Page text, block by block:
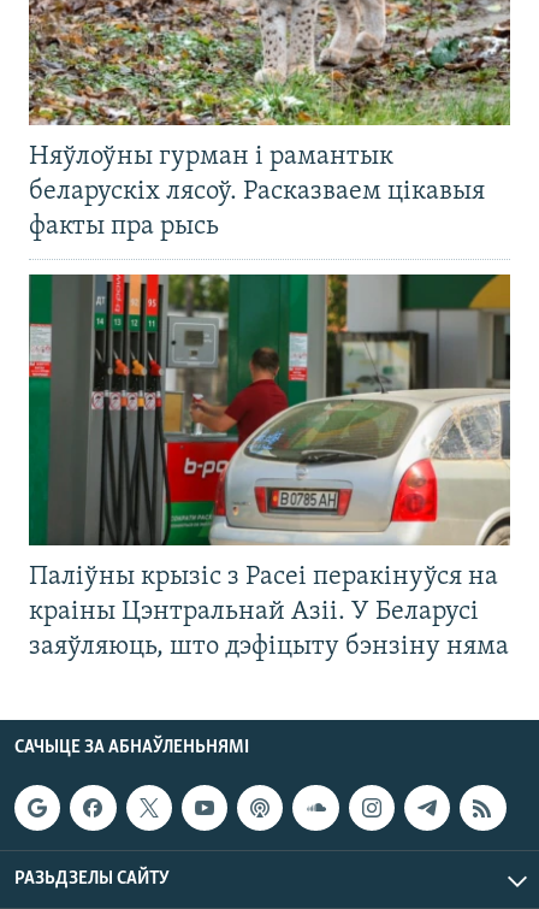
Няўлоўны гурман і рамантык
беларускіх лясоў. Расказваем цікавыя
факты пра рысь
Паліўны крызіс з Расеі перакінуўся на
краіны Цэнтральнай Азіі. У Беларусі
заяўляюць, што дэфіцыту бэнзіну няма
САЧЫЦЕ ЗА АБНАЎЛЕНЬНЯМІ
РАЗЬДЗЕЛЫ САЙТУ